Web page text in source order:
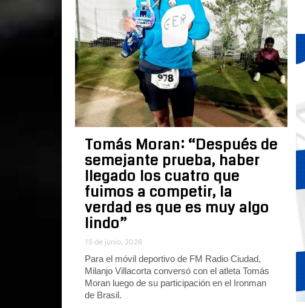
Tomás Moran: “Después de
semejante prueba, haber
llegado los cuatro que
fuimos a competir, la
verdad es que es muy algo
lindo”
15 de junio, 2026
Para el móvil deportivo de FM Radio Ciudad,
Milanjo Villacorta conversó con el atleta Tomás
Moran luego de su participación en el Ironman
de Brasil.